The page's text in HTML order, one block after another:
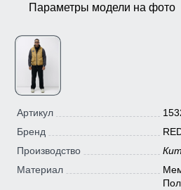
Параметры модели на фото
Артикул
Бренд
Производство
Материал